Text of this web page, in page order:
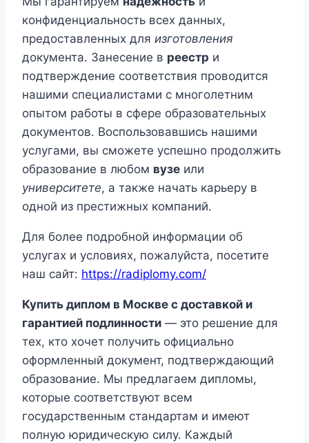
конфиденциальность всех данных,
предоставленных для изготовления
документа. Занесение в реестр и
подтверждение соответствия проводится
нашими специалистами с многолетним
опытом работы в сфере образовательных
документов. Воспользовавшись нашими
услугами, вы сможете успешно продолжить
образование в любом вузе или
университете, а также начать карьеру в
одной из престижных компаний.
Для более подробной информации об
услугах и условиях, пожалуйста, посетите
наш сайт: https://radiplomy.com/
Купить диплом в Москве с доставкой и
гарантией подлинности — это решение для
тех, кто хочет получить официально
оформленный документ, подтверждающий
образование. Мы предлагаем дипломы,
которые соответствуют всем
государственным стандартам и имеют
полную юридическую силу. Каждый